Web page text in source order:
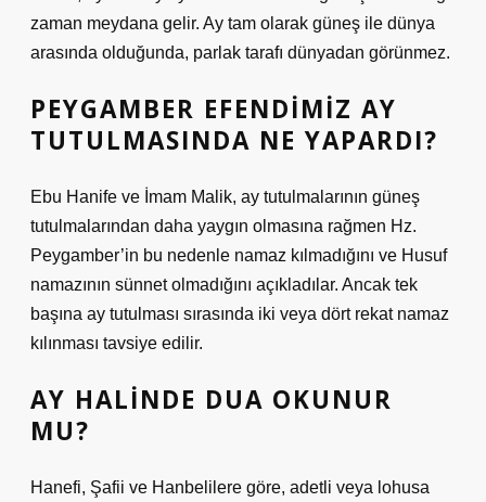
zaman meydana gelir. Ay tam olarak güneş ile dünya
arasında olduğunda, parlak tarafı dünyadan görünmez.
PEYGAMBER EFENDIMIZ AY
TUTULMASINDA NE YAPARDI?
Ebu Hanife ve İmam Malik, ay tutulmalarının güneş
tutulmalarından daha yaygın olmasına rağmen Hz.
Peygamber’in bu nedenle namaz kılmadığını ve Husuf
namazının sünnet olmadığını açıkladılar. Ancak tek
başına ay tutulması sırasında iki veya dört rekat namaz
kılınması tavsiye edilir.
AY HALINDE DUA OKUNUR
MU?
Hanefi, Şafii ve Hanbelilere göre, adetli veya lohusa